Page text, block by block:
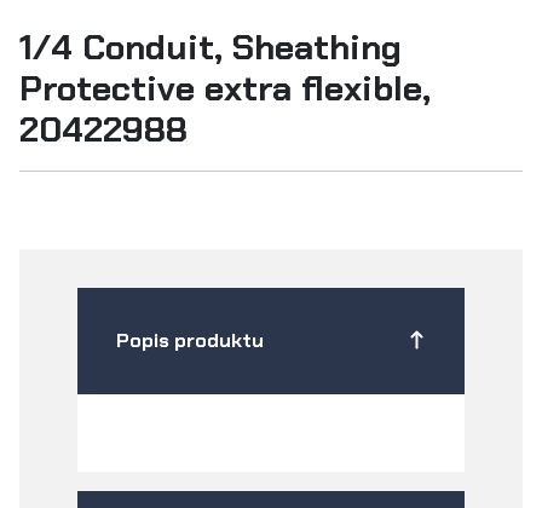
1/4 Conduit, Sheathing
Protective extra flexible,
20422988
Popis produktu